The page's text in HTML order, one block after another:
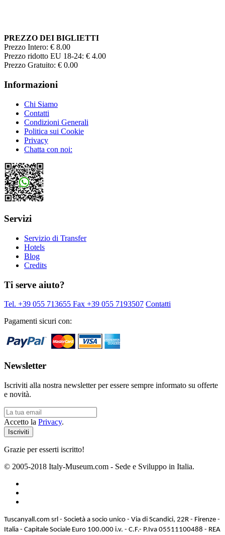
PREZZO DEI BIGLIETTI
Prezzo Intero: € 8.00
Prezzo ridotto EU 18-24: € 4.00
Prezzo Gratuito: € 0.00
Informazioni
Chi Siamo
Contatti
Condizioni Generali
Politica sui Cookie
Privacy
Chatta con noi:
Servizi
Servizio di Transfer
Hotels
Blog
Credits
Ti serve aiuto?
Tel. +39 055 713655 Fax +39 055 7193507 Contatti
Pagamenti sicuri con:
Newsletter
Iscriviti alla nostra newsletter per essere sempre informato su offerte
e novità.
Accetto la Privacy.
Grazie per esserti iscritto!
© 2005-2018 Italy-Museum.com - Sede e Sviluppo in Italia.
Tuscanyall.com srl - Società a socio unico - Via di Scandici, 22R - Firenze -
Italia - Capitale Sociale Euro 100.000 i.v. - C.F.- P.Iva 05511100488 - REA